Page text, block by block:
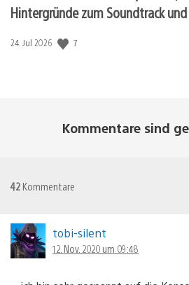
Hintergründe zum Soundtrack
Veröffentlichungsdatum:
24. Jul 2026 7
Kommentare sind
42 Kommentare
tobi-silent
12. Nov. 2020 um 09:48